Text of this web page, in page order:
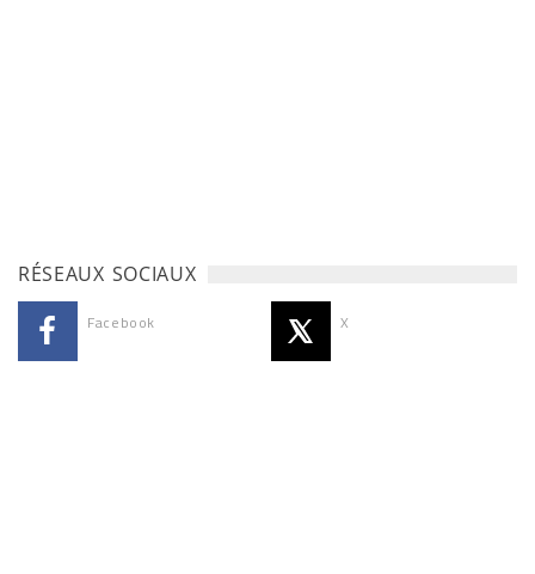
RÉSEAUX SOCIAUX
Facebook X